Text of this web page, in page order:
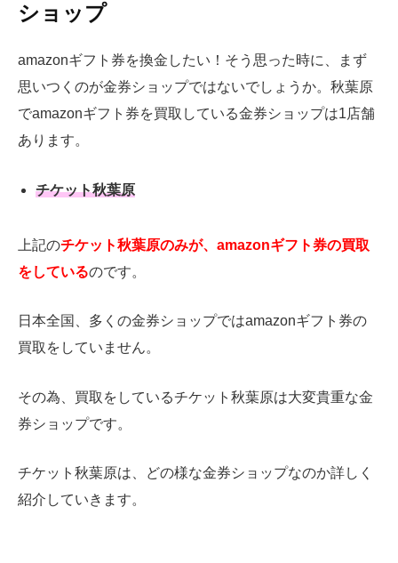
ショップ
amazonギフト券を換金したい！そう思った時に、まず
思いつくのが金券ショップではないでしょうか。秋葉原
でamazonギフト券を買取している金券ショップは1店舗
あります。
チケット秋葉原
上記のチケット秋葉原のみが、amazonギフト券の買取
をしているのです。
日本全国、多くの金券ショップではamazonギフト券の
買取をしていません。
その為、買取をしているチケット秋葉原は大変貴重な金
券ショップです。
チケット秋葉原は、どの様な金券ショップなのか詳しく
紹介していきます。